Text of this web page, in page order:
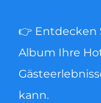
👉 Entdecken
Album Ihre
kann.